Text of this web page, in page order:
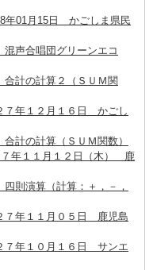
年01月15日 かごしま県民
声合唱団グリーンエコ
計の計算２（ＳＵＭ関
年１２月１６日 かごし
計の計算（ＳＵＭ関数）
年１１月１２日（木） 鹿
則演算（計算：＋，－，
年１１月０５日 鹿児島
年１０月１６日 サンエ